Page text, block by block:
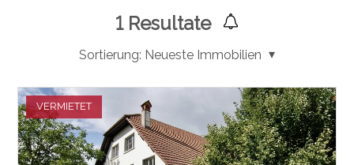
1Resultate
Sortierung: Neueste Immobilien
VERMIETET